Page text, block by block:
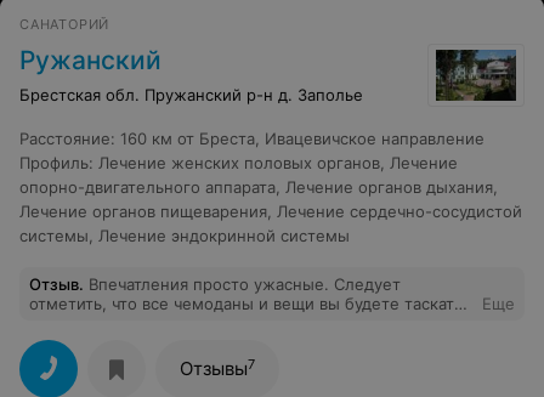
САНАТОРИЙ
Ружанский
Брестская обл. Пружанский р-н д. Заполье
Расстояние: 160 км от Бреста, Ивацевичское направление
Профиль: Лечение женских половых органов Лечение
опорно-двигательного аппарата Лечение органов дыхания
Лечение органов пищеварения Лечение сердечно-сосудистой
системы
Лечение эндокринной системы
Отзыв. Впечатления просто ужасные. Следует
отметить, что все чемоданы и вещи вы будете таскать
бесконечных лабиринтах вы его не найдете. Все
корпуса соединены переходам абсолютно бестолковая
система, ну за 1-2 дня выучите. И бесконечные
Еще
Отзывы7